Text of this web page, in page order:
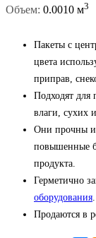
Объем: 0.0010 м3
Пакеты с
цвета
приправ,
Подходят для
влаги, сухих
Они прочны и
повышенные
продукта.
Герметично
оборудования.
Продаются в